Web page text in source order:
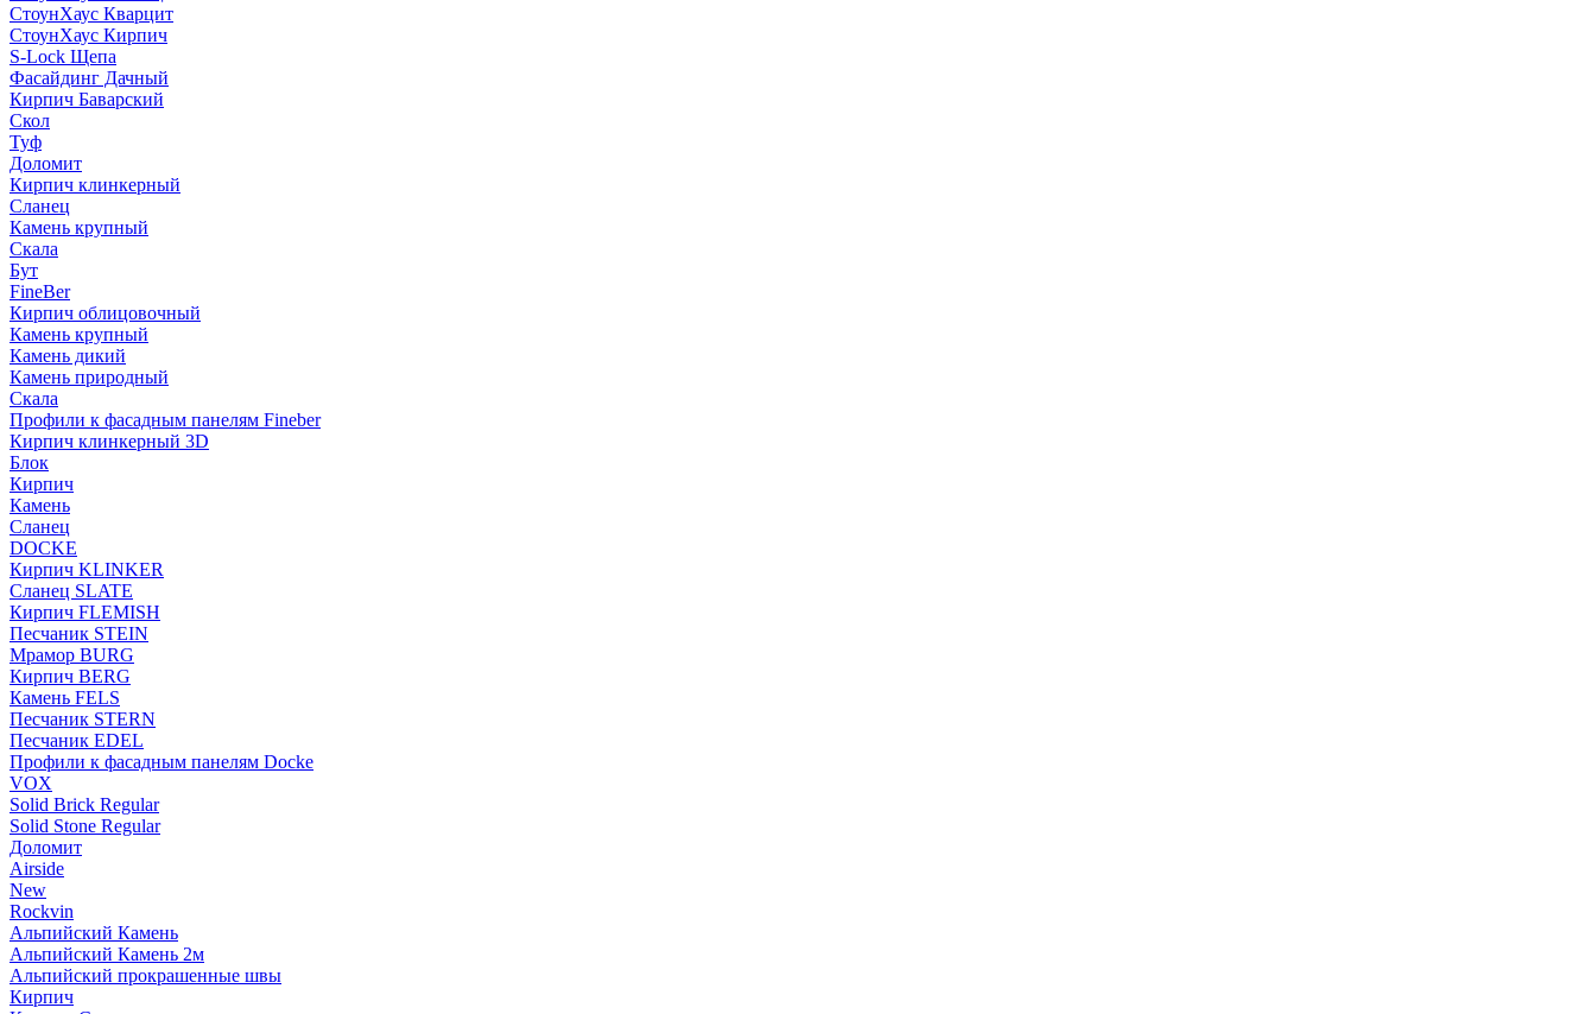
СтоунХаус Кварцит
СтоунХаус Кирпич
S-Lock Щепа
Фасайдинг Дачный
Кирпич Баварский
Скол
Туф
Доломит
Кирпич клинкерный
Сланец
Камень крупный
Скала
Бут
FineBer
Кирпич облицовочный
Камень крупный
Камень дикий
Камень природный
Скала
Профили к фасадным панелям Fineber
Кирпич клинкерный 3D
Блок
Кирпич
Камень
Сланец
DOCKE
Кирпич KLINKER
Сланец SLATE
Кирпич FLEMISH
Пес­ча­ник STEIN
Мрамор BURG
Кирпич BERG
Камень FELS
Пес­ча­ник STERN
Пес­ча­ник EDEL
Профили к фасадным панелям Docke
VOX
Solid Brick Regular
Solid Stone Regular
Доломит
Airside
New
Rockvin
Альпийский Камень
Альпийский Камень 2м
Альпийский прокрашенные швы
Кирпич